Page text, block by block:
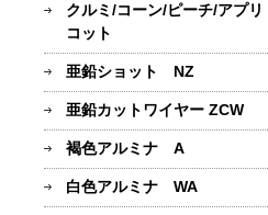
クルミ/コーン/ピーチ/アプリ
コット
亜鉛ショット NZ
亜鉛カットワイヤー ZCW
褐色アルミナ A
白色アルミナ WA